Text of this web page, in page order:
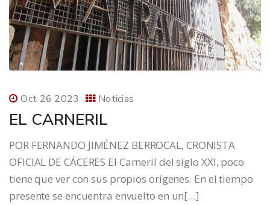
Oct 26 2023 Noticias
EL CARNERIL
POR FERNANDO JIMÉNEZ BERROCAL, CRONISTA
OFICIAL DE CÁCERES El Carneril del siglo XXI, poco
tiene que ver con sus propios orígenes. En el tiempo
presente se encuentra envuelto en un[…]